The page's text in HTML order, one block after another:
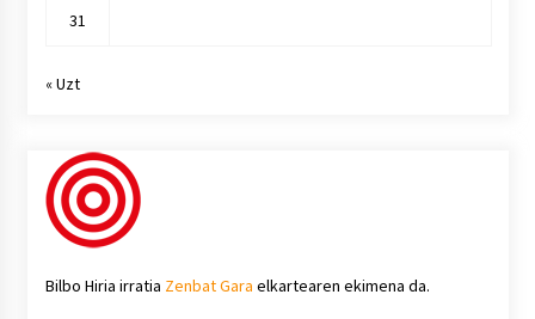
31
« Uzt
Bilbo Hiria irratia Zenbat Gara elkartearen ekimena da.